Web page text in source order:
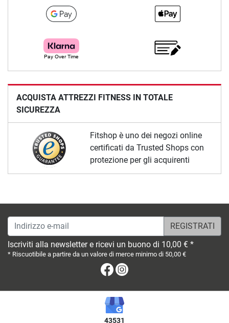
ACQUISTA ATTREZZI FITNESS IN TOTALE
SICUREZZA
Fitshop è uno dei negozi online
certificati da Trusted Shops con
protezione per gli acquirenti
Indirizzo e-mail
Iscriviti alla newsletter e ricevi un buono di 10,00 € *
* Riscuotibile a partire da un valore di merce minimo di 50,00 €
Facebook
43531